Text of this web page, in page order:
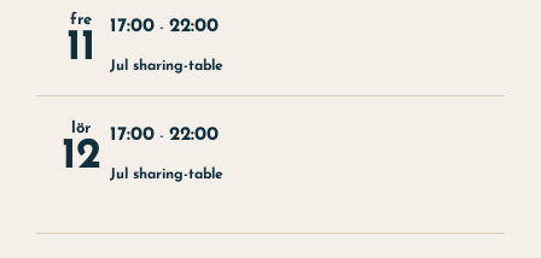
Om hotellet
fre
11 17:00 - 22:00
Jul sharing-table
lör
12 17:00 - 22:00
Jul sharing-table